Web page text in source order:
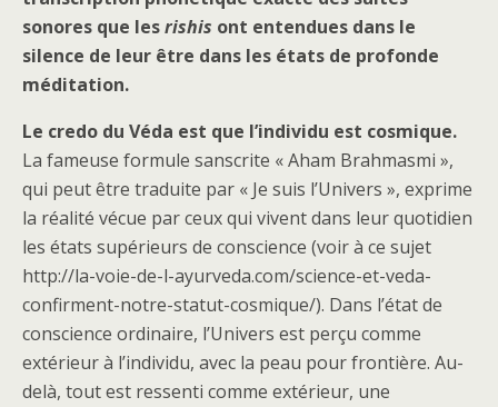
sonores que lesrishis ont entendues dans le
silence de leur être dans les états de profonde
méditation.
Le credo du Véda est que l’individu est cosmique.
La fameuse formule sanscrite « Aham Brahmasmi »,
qui peut être traduite par « Je suis l’Univers », exprime
la réalité vécue par ceux qui vivent dans leur quotidien
les états supérieurs de conscience (voir à ce sujet
http://la-voie-de-l-ayurveda.com/science-et-veda-
confirment-notre-statut-cosmique/). Dans l’état de
conscience ordinaire, l’Univers est perçu comme
extérieur à l’individu, avec la peau pour frontière. Au-
delà, tout est ressenti comme extérieur, une